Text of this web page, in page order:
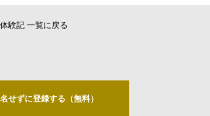
験記 一覧に戻る
せずに登録する（無料）